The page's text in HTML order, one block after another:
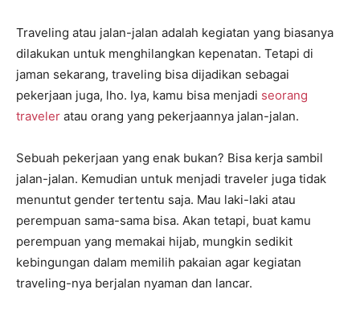
Traveling atau jalan-jalan adalah kegiatan yang biasanya
dilakukan untuk menghilangkan kepenatan. Tetapi di
jaman sekarang, traveling bisa dijadikan sebagai
pekerjaan juga, lho. Iya, kamu bisa menjadi seorang
traveler atau orang yang pekerjaannya jalan-jalan.
Sebuah pekerjaan yang enak bukan? Bisa kerja sambil
jalan-jalan. Kemudian untuk menjadi traveler juga tidak
menuntut gender tertentu saja. Mau laki-laki atau
perempuan sama-sama bisa. Akan tetapi, buat kamu
perempuan yang memakai hijab, mungkin sedikit
kebingungan dalam memilih pakaian agar kegiatan
traveling-nya berjalan nyaman dan lancar.